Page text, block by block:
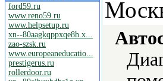
ford59.ru
www.reno59.ru
www.helpsetup.ru
xn--80aagkqppxqe8h.x...
zao-szsk.ru
www.europeaneducatio...
prestigerus.ru
rollerdoor.ru